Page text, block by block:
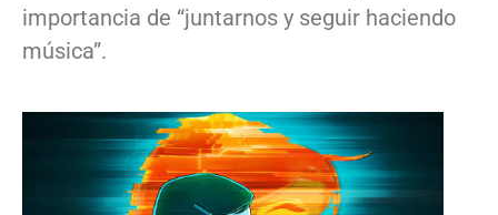
importancia de “juntarnos y seguir haciendo
música”.